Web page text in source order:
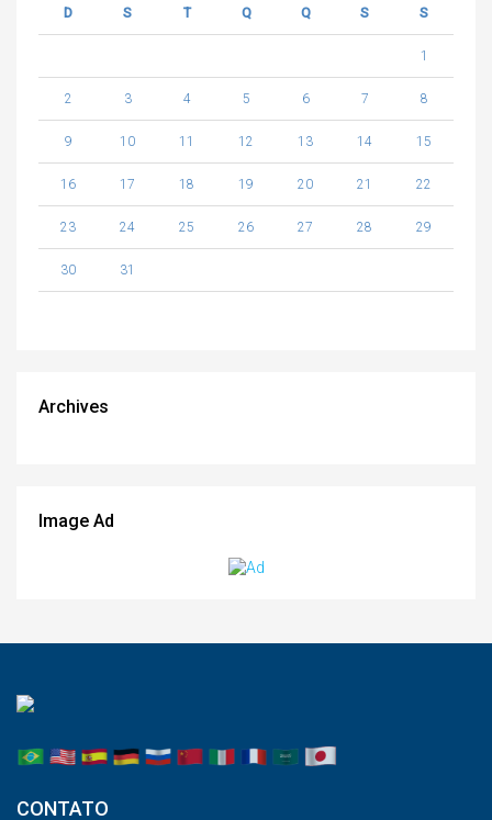
D S T Q Q S S
1
2 3 4 5 6 7 8
9 10 11 12 13 14 15
16 17 18 19 20 21 22
23 24 25 26 27 28 29
30 31
Archives
Image Ad
CONTATO